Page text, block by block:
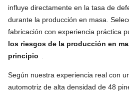
influye directamente en la tasa de
durante la producción en masa.
fabricación con experiencia práctica
los riesgos de la producción en
principio
Según nuestra experiencia real con
automotriz de alta densidad de 48